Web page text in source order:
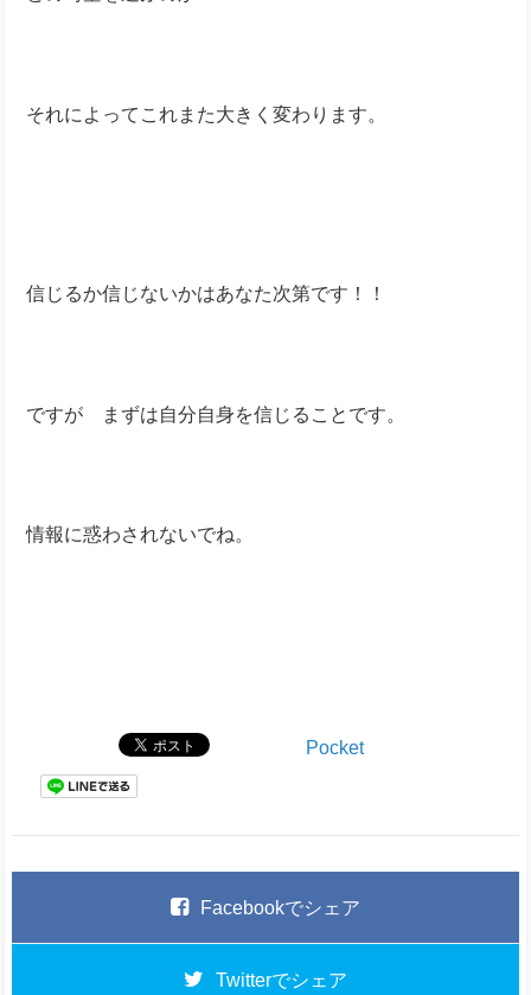
それによってこれまた大きく変わります。
信じるか信じないかはあなた次第です！！
ですが まずは自分自身を信じることです。
情報に惑わされないでね。
Pocket
Facebookでシェア
Twitterでシェア